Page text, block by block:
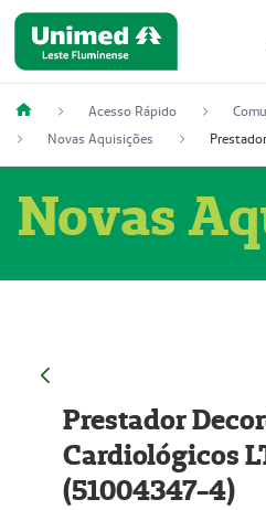
Acesso Rápido
Novas Aquisições
Novas
Prestador
Cardiológicos
(51004347-4)